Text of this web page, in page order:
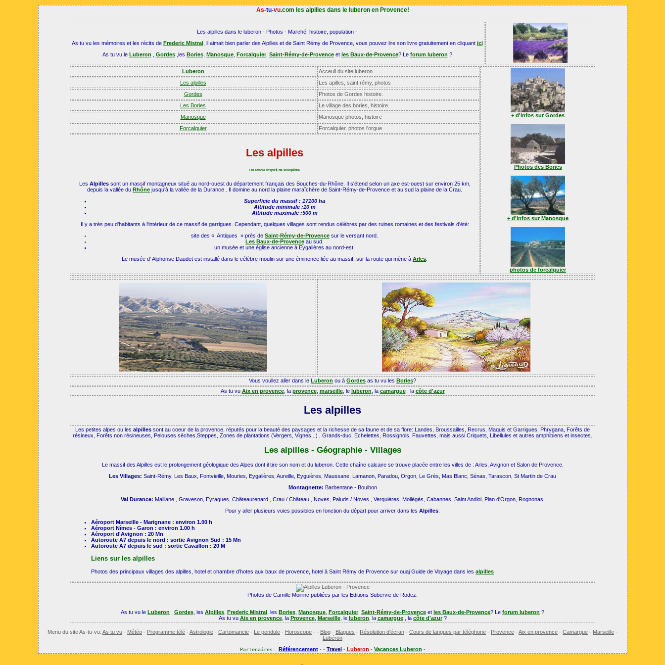
As-tu-vu.com les alpilles dans le luberon en Provence!
Les alpilles dans le luberon - Photos - Marché, histoire, population -
As tu vu les mémoires et les récits de Frederic Mistral, il aimait bien parler des Alpilles et de Saint Rémy de Provence, vous pouvez lire son livre gratuitement en cliquant ici
As tu vu le Luberon Gordes,les Bories, Manosque, Forcalquier, Saint-Rémy-de-Provenceet les Baux-de-Provence? Le forum luberon ?
Luberon Acceuil du site luberon
+ d'infos surGordes
Photos des Bories
+ d'infos sur Manosque
photos de forcalquier
Les alpilles
Les apilles, saint rémy, photos
Gordes
Photos de Gordes histoire.
Les Bories
Le village des bories, histoire.
Manosque
Manosque photos, histoire
Forcalquier
Forcalquier, photos l'orgue
Les alpilles
Un article inspiré de Wikipédia
Les Alpilles sont un massif montagneux situé au nord-ouest du département français des Bouches-du-Rhône. Il s'étend selon un axe est-ouest sur environ 25 km,
depuis la vallée du Rhône jusqu'à la vallée de la Durance . Il domine au nord la plaine maraîchère de Saint-Rémy-de-Provence et au sud la plaine de la Crau.
Superficie du massif : 17100 ha
Altitude minimale :10 m
Altitude maximale :500 m
Il y a très peu d'habitants à l'intérieur de ce massif de garrigues. Cependant, quelques villages sont rendus célèbres par des ruines romaines et des festivals d'été:
site des « Antiques » près de Saint-Rémy-de-Provence sur le versant nord.
Les Baux-de-Provence au sud.
un musée et une église ancienne à Eygalières au nord-est.
Le musée d' Alphonse Daudet est installé dans le célèbre moulin sur une éminence liée au massif, sur la route qui mène à Arles
Vous voullez aller dans le Luberon ou à Gordes as tu vu les Bories?
As tu vu Aix en provence, la provence, marseille, le luberon , la camargue, la côte d'azur
Les alpilles
Les petites alpes ou les alpilles sont au coeur de la provence, réputés pour la beauté des paysages et la richesse de sa faune et de sa flore: Landes, Broussailles, Recrus, Maquis et Garrigues, Phrygana, Forêts de
résineux, Forêts non résineuses, Pelouses sèches,Steppes, Zones de plantations (Vergers, Vignes...) , Grands-duc, Echelettes, Rossignols, Fauvettes, mais aussi Criquets, Libellules et autres amphibiens et insectes.
Les alpilles - Géographie - Villages
Le massif des Alpilles est le prolongement géologique des Alpes dont il tire son nom et du luberon. Cette chaîne calcaire se trouve placée entre les villes de : Arles, Avignon et Salon de Provence.
Les Villages: Saint-Rémy, Les Baux, Fontvieille, Mouries, Eygalières, Aureille, Eyguières, Maussane, Lamanon, Paradou, Orgon, Le Grès, Mas Blanc, Sénas, Tarascon, St Martin de Crau
Montagnette: Barbentane - Boulbon
Val Durance: Maillane , Graveson, Eyragues, Châteaurenard , Crau / Château , Noves, Paluds / Noves , Verquières, Mollégès, Cabannes, Saint Andiol, Plan d'Orgon, Rognonas.
Pour y aller plusieurs voies possibles en fonction du départ pour arriver dans les Alpilles:
Aéroport Marseille - Marignane : environ 1.00 h
Aéroport Nîmes - Garon : environ 1.00 h
Aéroport d'Avignon : 20 Mn
Autoroute A7 depuis le nord : sortie Avignon Sud : 15 Mn
Autoroute A7 depuis le sud : sortie Cavaillon : 20 M
Liens sur les alpilles
Photos des principaux villages des alpilles, hotel et chambre d'hotes aux baux de provence, hotel à Saint Rémy de Provence sur ouaj Guide de Voyage dans les alpilles
Photos de Camille Moirinc publiées par les Editions Subervie de Rodez.
As tu vu le Luberon Gordes , les Alpilles Frederic Mistral , les Bories Manosque Forcalquier, Saint-Rémy-de-Provence et les Baux-de-Provence? Le forum luberon ?
As tu vu Aix en provence, la Provence, Marseille, le luberon , la camargue, la côte d'azur?
Menu du site As-tu-vu: As tu vu - Météo - Programme télé - Astrologie - Cartomancie - Le pendule - Horoscope - - Blog - Blagues - Résolution d'écran - Cours de langues par téléphone - Provence - Aix en provence - Camargue - Marseille -
Lubéron
Partenaires: Référencement- - Travel - Luberon - Vacances Luberon -